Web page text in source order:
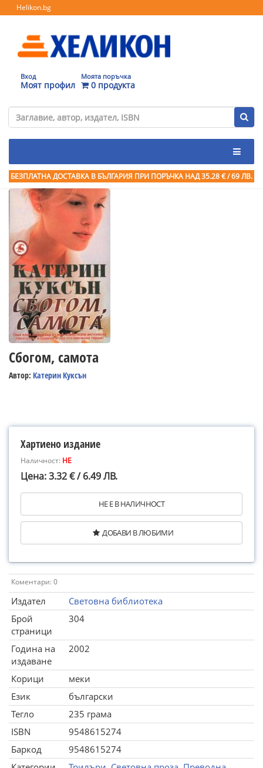
Helikon.bg
Вход
Моят профил
Моята поръчка
0 продукта
БЕЗПЛАТНА ДОСТАВКА В БЪЛГАРИЯ ПРИ ПОРЪЧКА НАД 35.28 € / 69 ЛВ.
Сбогом, самота
Автор: Катерин Куксън
Хартиено издание
Наличност: НЕ
Цена: 3.32 € / 6.49 ЛВ.
НЕ Е В НАЛИЧНОСТ
ДОБАВИ В ЛЮБИМИ
Коментари: 0
Издател
Световна библиотека
Брой
страници
304
Година на
издаване
2002
Корици
меки
Език
български
Тегло
235 грама
ISBN
9548615274
Баркод
9548615274